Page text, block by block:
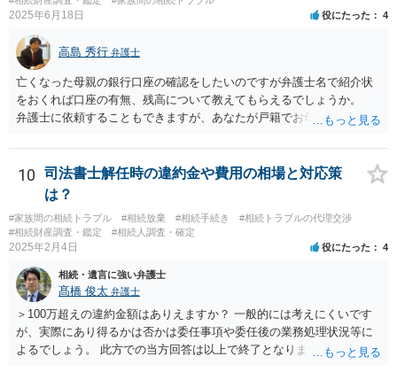
2025年6月18日 役にたった 4
高島 秀行 弁護士
亡くなった母親の銀行口座の確認をしたいのですが弁護士名で紹介状
をおくれば口座の有無、残高について教えてもらえるでしょうか。
弁護士に依頼することもできますが、あなたが戸籍でお母さんの相続
高は教えてくれると思います。 自分ではよくわからないということ
であれば、弁護士に相談し依頼されたら良いと思います。
10
司法書士解任時の違約金や費用の相場と対応策
は？
#家族間の相続トラブル #相続放棄 #相続手続き
#相続トラブルの代理交渉
#相続財産調査・鑑定
#相続人調査・確定
2025年2月4日 役にたった 4
相続・遺言に強い弁護士
髙橋 俊太 弁護士
＞100万超えの違約金額はありえますか？ 一般的には考えにくいです
が、実際にあり得るかは否かは委任事項や委任後の業務処理状況等に
よるでしょう。 此方での当方回答は以上で終了となりますが、参考に